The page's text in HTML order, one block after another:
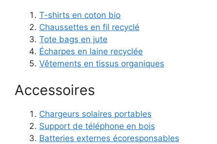
T-shirts en coton bio
Chaussettes en fil recyclé
Tote bags en jute
Écharpes en laine recyclée
Vêtements en tissus organiques
Accessoires
Chargeurs solaires portables
Support de téléphone en bois
Batteries externes écoresponsables